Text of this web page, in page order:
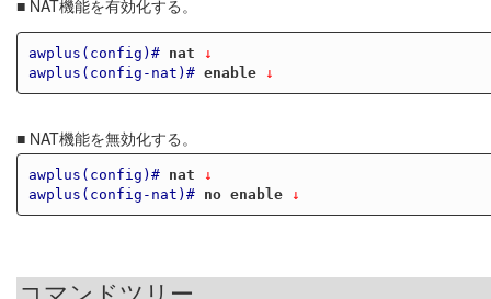
■ NAT機能を有効化する。
awplus(config)# nat ↓
awplus(config-nat)# enable ↓
■ NAT機能を無効化する。
awplus(config)# nat ↓
awplus(config-nat)#
no enable ↓
コマンドツリー